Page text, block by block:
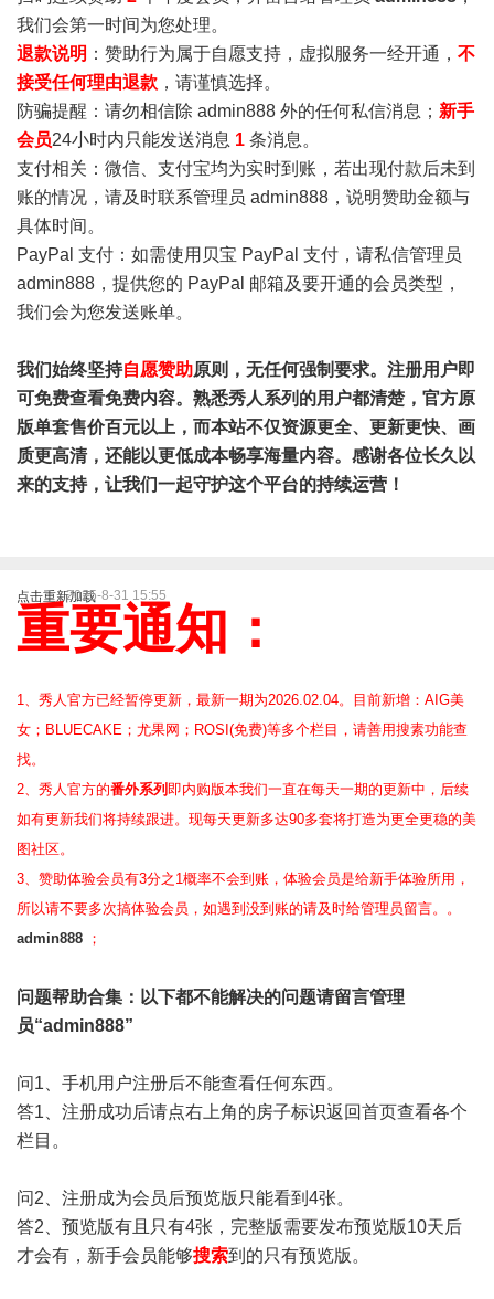
我们会第一时间为您处理。
退款说明 ：赞助行为属于自愿支持，虚拟服务一经开通， 不
接受任何理由退款 ，请谨慎选择。
防骗提醒：请勿相信除 admin888 外的任何私信消息； 新手
会员24小时内只能发送消息 1 条消息。
支付相关：微信、支付宝均为实时到账，若出现付款后未到
账的情况，请及时联系管理员 admin888，说明赞助金额与
具体时间。
PayPal 支付：如需使用贝宝 PayPal 支付，请私信管理员
admin888，提供您的 PayPal 邮箱及要开通的会员类型，
我们会为您发送账单。
我们始终坚持自愿赞助原则，无任何强制要求。注册用户即
可免费查看免费内容。熟悉秀人系列的用户都清楚，官方原
版单套售价百元以上，而本站不仅资源更全、更新更快、画
质更高清，还能以更低成本畅享海量内容。感谢各位长久以
来的支持，让我们一起守护这个平台的持续运营！
点击重新加载2025-8-31 15:55
重要通知：
1、秀人官方已经暂停更新，最新一期为2026.02.04。目前新增：AIG美
女；BLUECAKE；尤果网；ROSI(免费)等多个栏目，请善用搜素功能查
找。
2、 秀人官方的番外系列 即内购版本我们一直在每天一期的更新中，后续
如有更新我们将持续跟进。现每天更新多达90多套将打造为更全更稳的美
图社区。
3、赞助体验会员有3分之1概率不会到账，体验会员是给新手体验所用，
所以请不要多次搞体验会员，如遇到没到账的请及时给管理员留言。。
admin888 ；
问题帮助合集 ：以下都不能解决的问题请留言管理
员“admin888”
问1、手机用户注册后不能查看任何东西。
答1、注册成功后请点右上角的房子标识返回首页查看各个
栏目。
问2、注册成为会员后预览版只能看到4张。
答2、预览版有且只有4张，完整版需要发布预览版10天后
才会有，新手会员能够搜索到的只有预览版。